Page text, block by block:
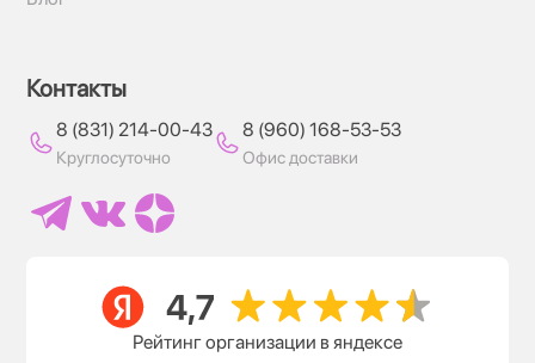
Контакты
8 (831) 214-00-43
Круглосуточно
8 (960) 168-53-53
Офис доставки
Рейтинг организации в яндексе